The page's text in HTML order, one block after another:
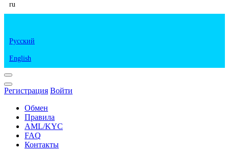
ru
Русский
English
Регистрация Войти
Обмен
Правила
AML/KYC
FAQ
Контакты